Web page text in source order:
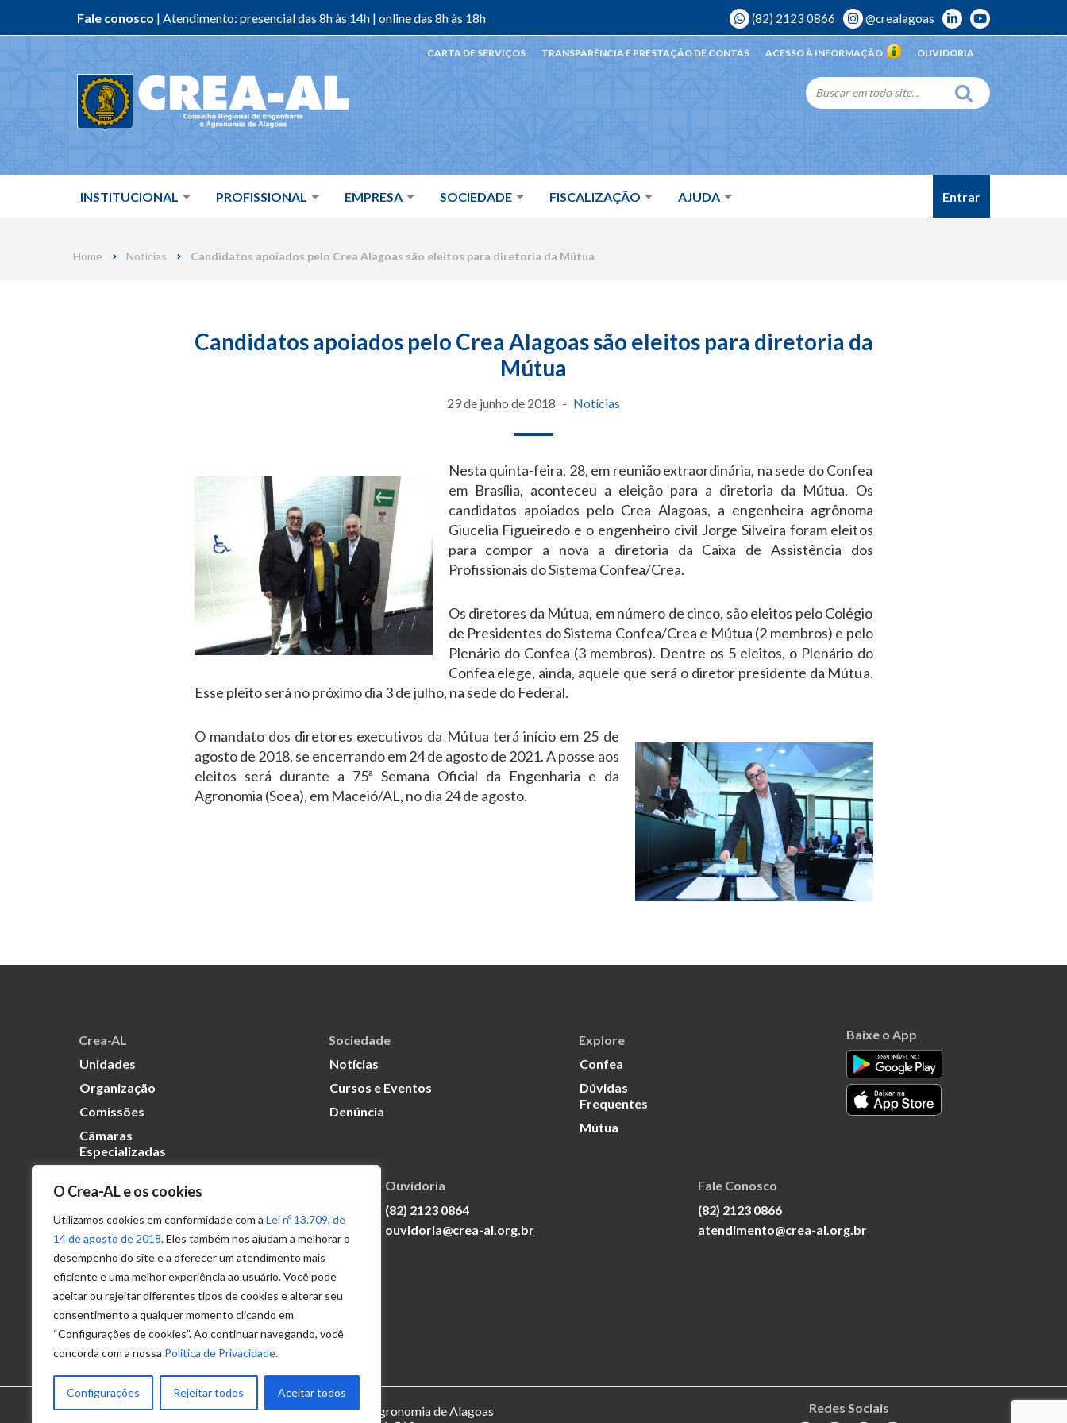
O Crea-AL e os cookies
Utilizamos cookies em conformidade com a Lei nº 13.709, de
14 de agosto de 2018. Eles também nos ajudam a melhorar o
desempenho do site e a oferecer um atendimento mais
eficiente e uma melhor experiência ao usuário. Você pode
aceitar ou rejeitar diferentes tipos de cookies e alterar seu
consentimento a qualquer momento clicando em
“Configurações de cookies”. Ao continuar navegando, você
concorda com a nossa Política de Privacidade.
Configurações Rejeitar todos Aceitar todos
Fale conosco | Atendimento: presencial das 8h às 14h | online das 8h às 18h (82) 2123 0866 @crealagoas
INSTITUCIONAL PROFISSIONAL EMPRESA SOCIEDADE FISCALIZAÇÃO AJUDA
OUVIDORIA
ACESSO À INFORMAÇÃO
TRANSPARÊNCIA E PRESTAÇÃO DE CONTAS
CARTA DE SERVIÇOS
Entrar
Home Notícias Candidatos apoiados pelo Crea Alagoas são eleitos para diretoria da Mútua
Candidatos apoiados pelo Crea Alagoas são eleitos para diretoria da
Mútua
29 de junho de 2018 Notícias
Nesta quinta-feira, 28, em reunião extraordinária, na sede do Confea
em Brasília, aconteceu a eleição para a diretoria da Mútua. Os
candidatos apoiados pelo Crea Alagoas, a engenheira agrônoma
Giucelia Figueiredo e o engenheiro civil Jorge Silveira foram eleitos
para compor a nova a diretoria da Caixa de Assistência dos
Profissionais do Sistema Confea/Crea.
Os diretores da Mútua, em número de cinco, são eleitos pelo Colégio
de Presidentes do Sistema Confea/Crea e Mútua (2 membros) e pelo
Plenário do Confea (3 membros). Dentre os 5 eleitos, o Plenário do
Confea elege, ainda, aquele que será o diretor presidente da Mútua.
Esse pleito será no próximo dia 3 de julho, na sede do Federal.
O mandato dos diretores executivos da Mútua terá início em 25 de
agosto de 2018, se encerrando em 24 de agosto de 2021. A posse aos
eleitos será durante a 75ª Semana Oficial da Engenharia e da
Agronomia (Soea), em Maceió/AL, no dia 24 de agosto.
Crea-AL
Unidades
Organização
Comissões
Câmaras
Especializadas
Sociedade
Notícias
Cursos e Eventos
Denúncia
Explore
Confea
Dúvidas
Frequentes
Mútua
Baixe o App
Transparência
Portal
Acesso à
Informação
Política de
Privacidade de
Dados
Ouvidoria
(82) 2123 0864
ouvidoria@crea-al.org.br
Fale Conosco
(82) 2123 0866
atendimento@crea-al.org.br
© 2025 – Conselho Regional de Engenharia e Agronomia de Alagoas
Redes Sociais